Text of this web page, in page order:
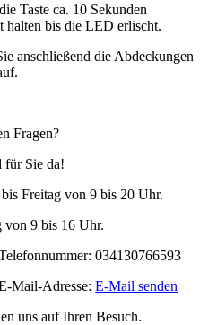
Taste ca. 10 Sekunden
halten bis die LED erlischt.
anschließend die Abdeckungen
Fragen?
für Sie da!
Freitag von 9 bis 20 Uhr.
von 9 bis 16 Uhr.
034130766593
Mail-Adresse:E-Mail senden
uns auf Ihren Besuch.